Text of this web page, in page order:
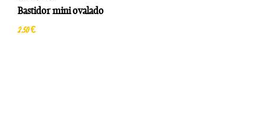
Bastidor mini ovalado
2,50 €